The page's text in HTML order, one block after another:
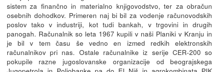
sistem za finančno in materialno knjigovodstvo, ter za obračun
osebnih dohodkov. Primeren naj bi bil za vodenje računovodskih
poslov tako v industriji, kot tudi bankah, v trgovini in drugih
panogah. Računalnik so leta 1967 kupili v naši Planiki v Kranju in
je bil v tem času še vedno en izmed redkih elektronskih
računalnikov pri nas. Ostale računalnike iz serije CER-200 so
pokupile razne jugoslovanske organizacije od beograjskega